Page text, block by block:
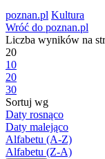
poznan.pl Kultura
Wróć do poznan.pl
Liczba wyników na
20
10
20
30
Sortuj wg
Daty rosnąco
Daty malejąco
Alfabetu (A-Z)
Alfabetu (Z-A)